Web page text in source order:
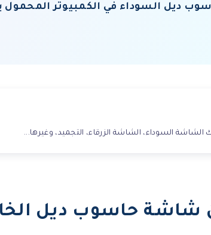
ديل السوداء في الكمبيوتر المحمول
السوداء، الشاشة الزرقاء، التجميد، وغيرها...
شاشة حاسوب ديل